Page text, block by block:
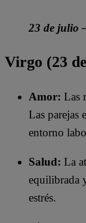
23 de julio
Virgo (23
Amor: Las
Las parejas
entorno
Salud: La
equilibrada
estrés.